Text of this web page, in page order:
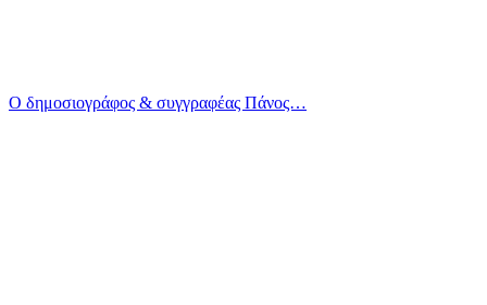
Ο δημοσιογράφος & συγγραφέας Πάνος…